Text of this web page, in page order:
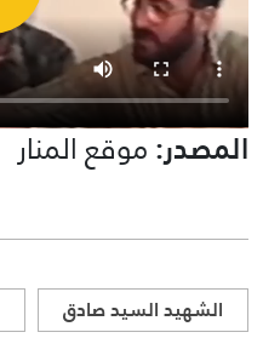
المصدر:موقع المنار
الشهيد السيد صادق